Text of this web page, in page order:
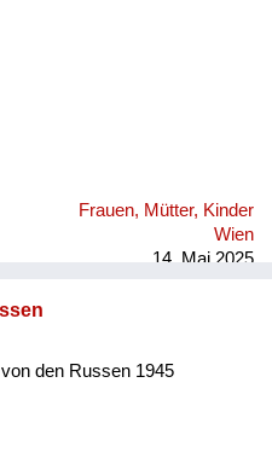
Frauen, Mütter, Kinder
Wien
14. Mai 2025
den Russen 1945